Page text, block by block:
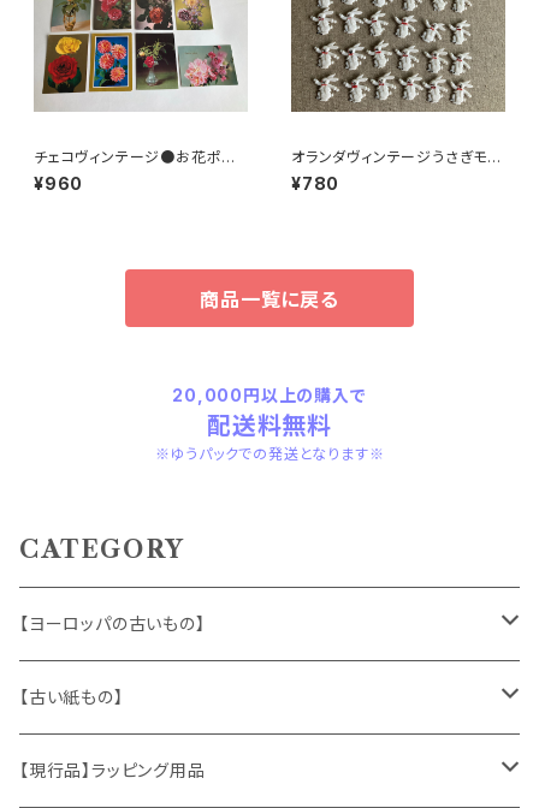
チェコヴィンテージ●お花ポスト
カード8枚組
¥960
オランダヴィンテージうさぎモチ
ーフプラパーツ30個セットNo9
4
¥780
商品一覧に戻る
20,000円以上の購入で
配送料無料
※ゆうパックでの発送となります※
CATEGORY
【ヨーロッパの古いもの】
ヴィンテージアクセサリー
おもちゃ、ぬいぐるみ
【古い紙もの】
切手、FDC
【現行品】ラッピング用品